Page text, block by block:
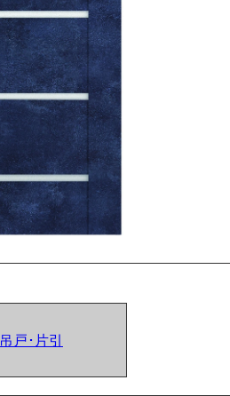
吊戸･片引